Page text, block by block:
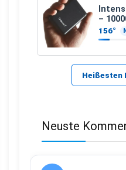
–
156°
Heißesten
Neuste